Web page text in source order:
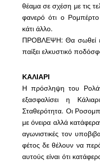
θέαμα σε σχέση με τις
φανερό ότι ο
κάτι άλλο.
ΠΡΟΒΛΕΨΗ: Θα σωθεί
παίξει ελκυστικό
ΚΑΛΙΑΡΙ
Η πρόσληψη του
εξασφαλίσει η
Σταθερότητα. Οι
με όνειρα αλλά
αγωνιστικές τον
φέτος δε θέλουν να
αυτούς είναι ότι